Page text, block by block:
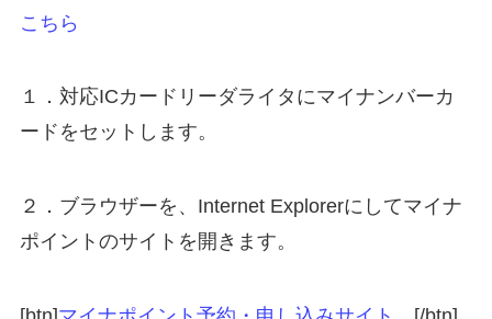
こちら
１．対応ICカードリーダライタにマイナンバーカ
ードをセットします。
２．ブラウザーを、Internet Explorerにしてマイナ
ポイントのサイトを開きます。